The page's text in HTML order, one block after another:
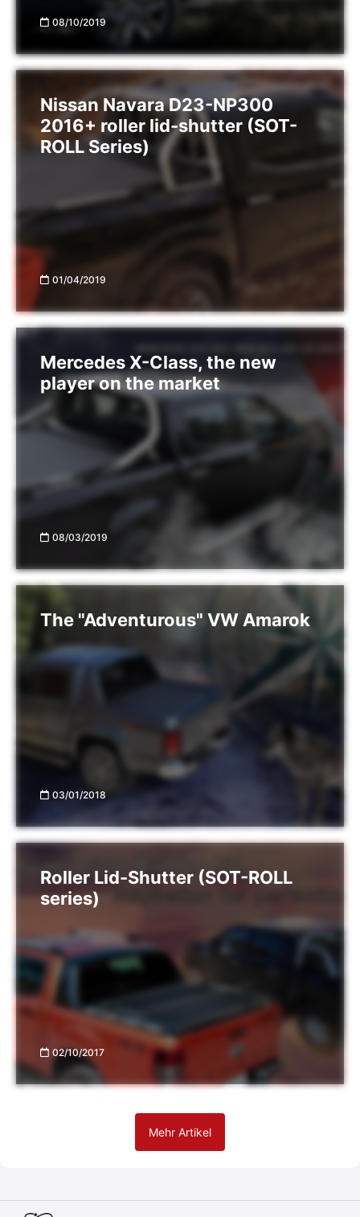
08/10/2019
Nissan Navara D23-NP300
2016+ roller lid-shutter (SOT-
ROLL Series)
01/04/2019
Mercedes X-Class, the new
player on the market
08/03/2019
The "Adventurous" VW Amarok
03/01/2018
Roller Lid-Shutter (SOT-ROLL
series)
02/10/2017
Mehr Artikel